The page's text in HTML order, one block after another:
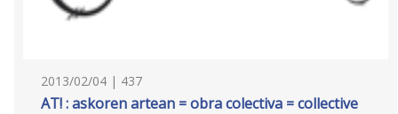
2013/02/04 | 437
AT! : askoren artean = obra colectiva = collective